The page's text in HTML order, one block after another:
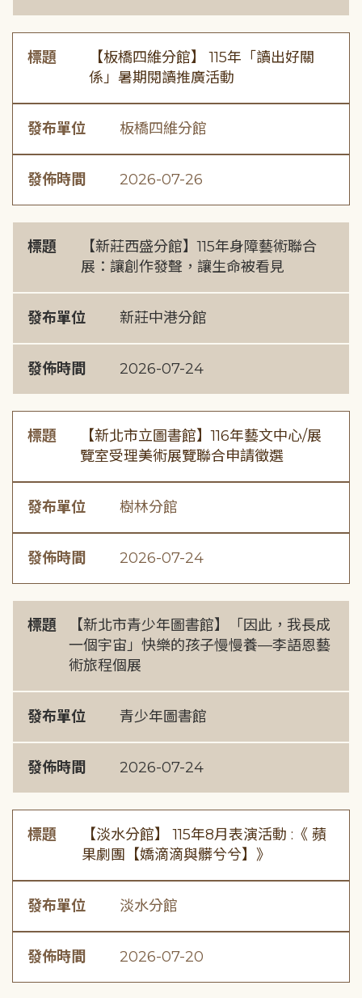
標題
【板橋四維分館】 115年「讀出好關
係」暑期閱讀推廣活動
發布單位 板橋四維分館
發佈時間 2026-07-26
標題
【新莊西盛分館】115年身障藝術聯合
展：讓創作發聲，讓生命被看見
發布單位 新莊中港分館
發佈時間 2026-07-24
標題
【新北市立圖書館】116年藝文中心/展
覽室受理美術展覽聯合申請徵選
發布單位 樹林分館
發佈時間 2026-07-24
標題
【新北市青少年圖書館】「因此，我長成
一個宇宙」快樂的孩子慢慢養—李語恩藝
術旅程個展
發布單位 青少年圖書館
發佈時間 2026-07-24
標題
【淡水分館】 115年8月表演活動 :《 蘋
果劇團【嬌滴滴與髒兮兮】》
發布單位 淡水分館
發佈時間 2026-07-20